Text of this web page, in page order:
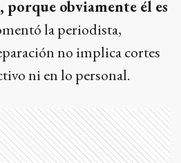
porque obviamente él es
la periodista,
no implica cortes
ni en lo personal.